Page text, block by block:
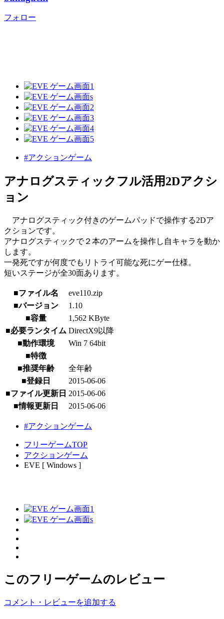
フォロー
#アクションゲーム
アナログスティックフル活用2Dアクシ
ョン
アナログスティック付きのゲームパッドで操作する2Dア
クションです。
アナログスティックで２本のアームを操作し自キャラを動か
します。
一発死ですが何度でもリトライ可能な死にゲー仕様。
短いステージが全30面あります。
■ファイル名
eve110.zip
■バージョン
1.10
■容量
1,562 KByte
■必要ランタイム DirectX9以降
■動作環境
Win 7 64bit
■特徴
■推奨年齢
全年齢
■登録日
2015-06-06
■ファイル更新日 2015-06-06
■情報更新日
2015-06-06
#アクションゲーム
フリーゲームTOP
アクションゲーム
EVE [ Windows ]
このフリーゲームのレビュー
コメント・レビューを追加する